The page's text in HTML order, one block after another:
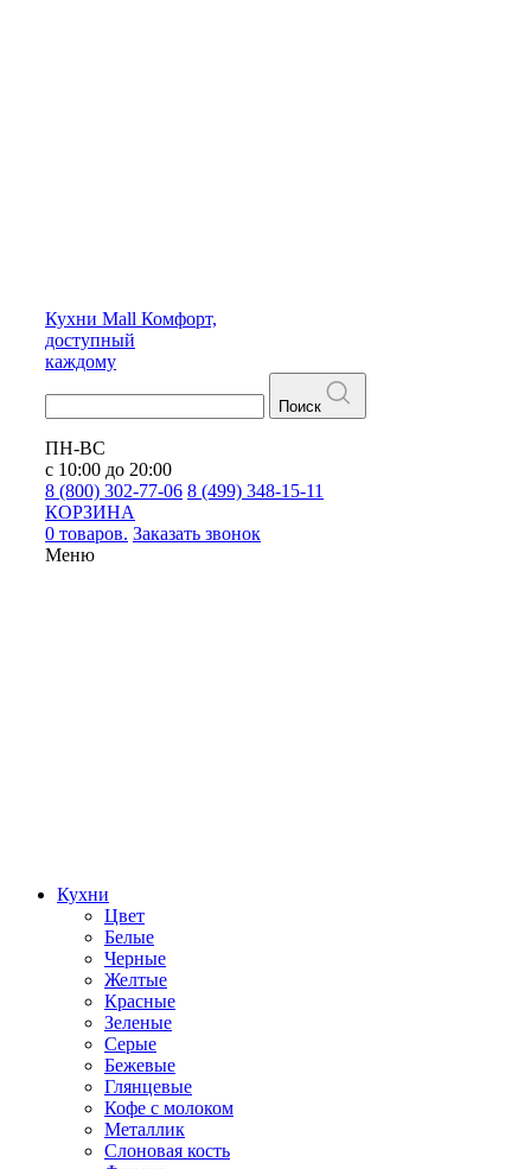
Кухни Mall Комфорт,
доступный
каждому
Поиск
ПН-ВС
с 10:00 до 20:00
8 (800) 302-77-06 8 (499) 348-15-11
КОРЗИНА
0 товаров. Заказать звонок
Меню
Кухни
Цвет
Белые
Черные
Желтые
Красные
Зеленые
Серые
Бежевые
Глянцевые
Кофе с молоком
Металлик
Слоновая кость